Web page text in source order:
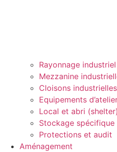
Rayonnage industriel
Mezzanine
Cloisons industrielles
Equipements
Local et abri (shelter)
Stockage
Protections et audit
Aménagement